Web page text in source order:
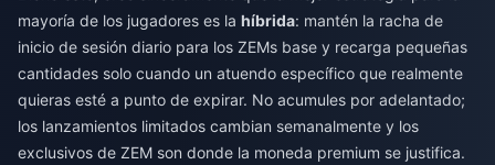
mayoría de los jugadores es la híbrida: mantén la racha de
inicio de sesión diario para los ZEMs base y recarga pequeñas
cantidades solo cuando un atuendo específico que realmente
quieras esté a punto de expirar. No acumules por adelantado;
los lanzamientos limitados cambian semanalmente y los
exclusivos de ZEM son donde la moneda premium se justifica.